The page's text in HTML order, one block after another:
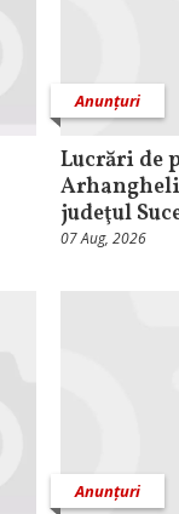
Anunțuri
Lucrări de
judeţul
07 Aug, 2026
Anunțuri